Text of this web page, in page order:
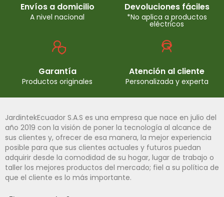
Envíos a domicilio
A nivel nacional
Devoluciones fáciles
*No aplica a productos
eléctricos
Garantía
Productos originales
Atención al cliente
Personalizada y experta
JardintekEcuador S.A.S es una empresa que nace en julio del
año 2019 con la visión de poner la tecnología al alcance de
sus clientes y, ofrecer de esa manera, la mejor experiencia
posible para que sus clientes actuales y futuros puedan
adquirir desde la comodidad de su hogar, lugar de trabajo o
taller los mejores productos del mercado; fiel a su política de
que el cliente es lo más importante.